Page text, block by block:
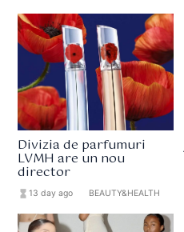
Divizia de parfumuri
LVMH are un nou
director
hourglass_full13 day ago BEAUTY&HEALTH